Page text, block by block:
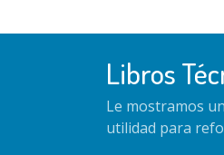
Libros
Le mostramos
utilidad para